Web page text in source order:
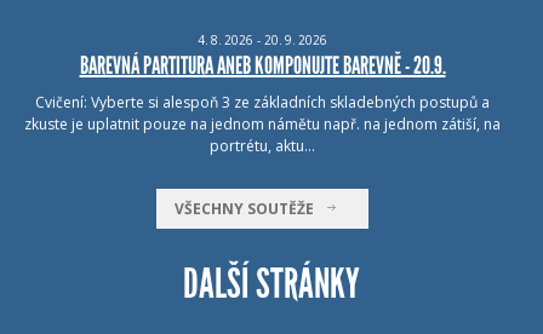
4. 8. 2026 - 20. 9. 2026
BAREVNÁ PARTITURA ANEB KOMPONUJTE BAREVNĚ - 20.9.
Cvičení: Vyberte si alespoň 3 ze základních skladebných postupů a
zkuste je uplatnit pouze na jednom námětu např. na jednom zátiší, na
portrétu, aktu…
VŠECHNY SOUTĚŽE
DALŠÍ STRÁNKY